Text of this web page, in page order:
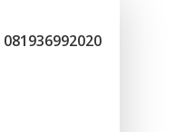
081936992020